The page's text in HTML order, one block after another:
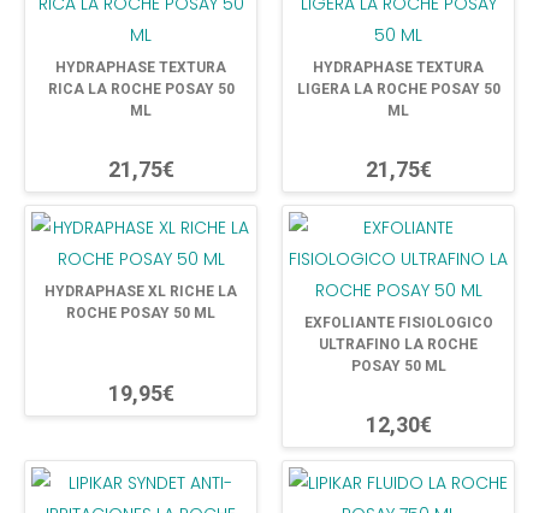
HYDRAPHASE TEXTURA
RICA LA ROCHE POSAY 50
ML
21,75€
HYDRAPHASE TEXTURA
LIGERA LA ROCHE POSAY 50
ML
21,75€
HYDRAPHASE XL RICHE LA
ROCHE POSAY 50 ML
19,95€
EXFOLIANTE FISIOLOGICO
ULTRAFINO LA ROCHE
POSAY 50 ML
12,30€